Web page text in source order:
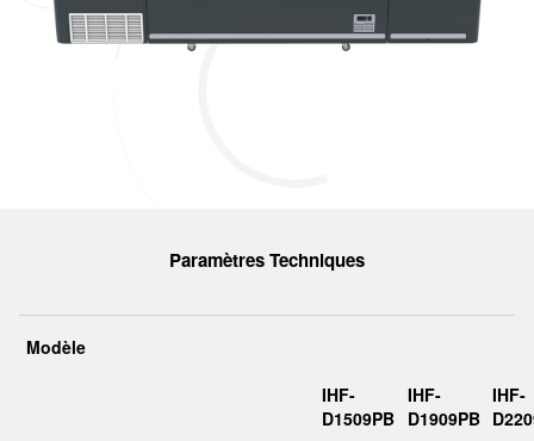
Paramètres Techniques
Modèle
IHF-
D1509PB
IHF-
D1909PB
IHF-